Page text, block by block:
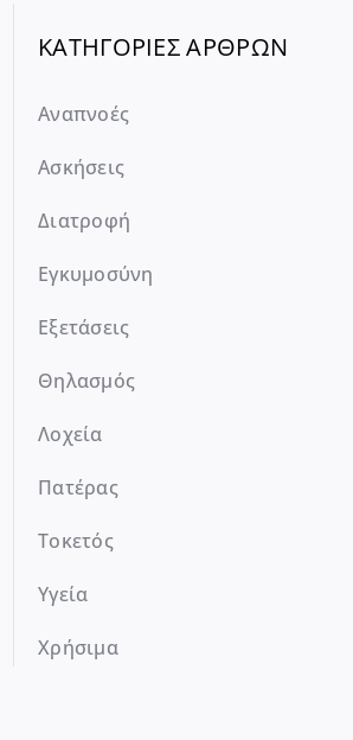
ΚΑΤΗΓΟΡΙΕΣ ΑΡΘΡΩΝ
Αναπνοές
Ασκήσεις
Διατροφή
Εγκυμοσύνη
Εξετάσεις
Θηλασμός
Λοχεία
Πατέρας
Τοκετός
Υγεία
Χρήσιμα